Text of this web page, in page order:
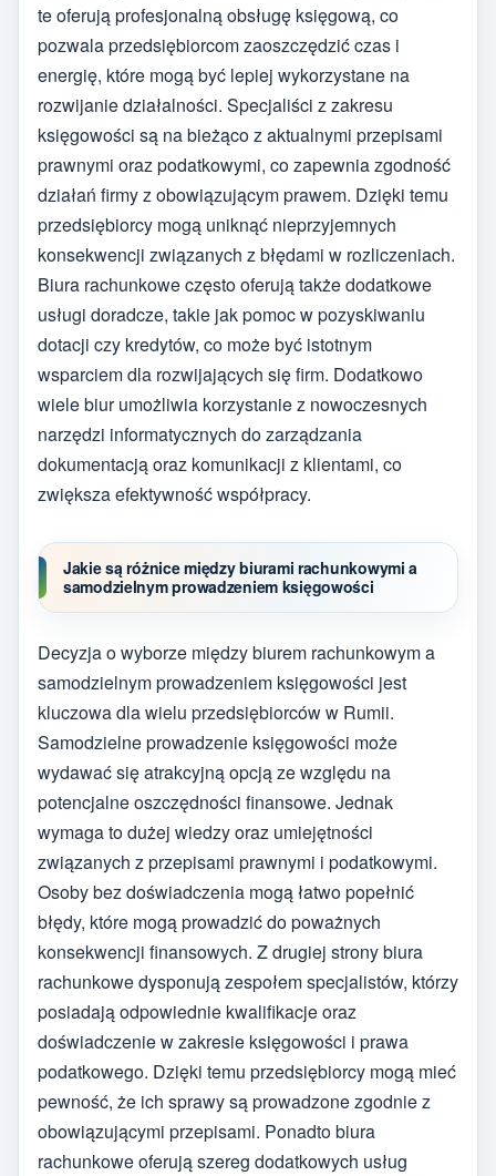
te oferują profesjonalną obsługę księgową, co
pozwala przedsiębiorcom zaoszczędzić czas i
energię, które mogą być lepiej wykorzystane na
rozwijanie działalności. Specjaliści z zakresu
księgowości są na bieżąco z aktualnymi przepisami
prawnymi oraz podatkowymi, co zapewnia zgodność
działań firmy z obowiązującym prawem. Dzięki temu
przedsiębiorcy mogą uniknąć nieprzyjemnych
konsekwencji związanych z błędami w rozliczeniach.
Biura rachunkowe często oferują także dodatkowe
usługi doradcze, takie jak pomoc w pozyskiwaniu
dotacji czy kredytów, co może być istotnym
wsparciem dla rozwijających się firm. Dodatkowo
wiele biur umożliwia korzystanie z nowoczesnych
narzędzi informatycznych do zarządzania
dokumentacją oraz komunikacji z klientami, co
zwiększa efektywność współpracy.
Jakie są różnice między biurami rachunkowymi a
samodzielnym prowadzeniem księgowości
Decyzja o wyborze między biurem rachunkowym a
samodzielnym prowadzeniem księgowości jest
kluczowa dla wielu przedsiębiorców w Rumii.
Samodzielne prowadzenie księgowości może
wydawać się atrakcyjną opcją ze względu na
potencjalne oszczędności finansowe. Jednak
wymaga to dużej wiedzy oraz umiejętności
związanych z przepisami prawnymi i podatkowymi.
Osoby bez doświadczenia mogą łatwo popełnić
błędy, które mogą prowadzić do poważnych
konsekwencji finansowych. Z drugiej strony biura
rachunkowe dysponują zespołem specjalistów, którzy
posiadają odpowiednie kwalifikacje oraz
doświadczenie w zakresie księgowości i prawa
podatkowego. Dzięki temu przedsiębiorcy mogą mieć
pewność, że ich sprawy są prowadzone zgodnie z
obowiązującymi przepisami. Ponadto biura
rachunkowe oferują szereg dodatkowych usług